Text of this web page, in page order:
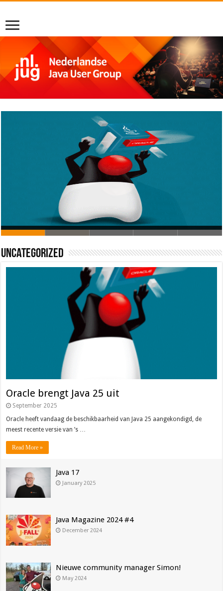
Oracle brengt Java 25 uit
Java Magazine 2024 #4
Nieuwe community manager Simon!
Uncategorized
Oracle brengt Java 25 uit
September 2025
Oracle heeft vandaag de beschikbaarheid van Java 25 aangekondigd, de
meest recente versie van ’s …
Read More »
Java 17
January 2025
Java Magazine 2024 #4
December 2024
Nieuwe community manager Simon!
May 2024